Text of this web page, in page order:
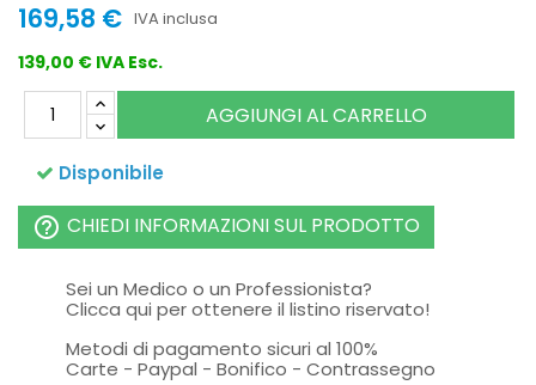
169,58 € IVA inclusa
139,00 € IVA Esc.
AGGIUNGI AL CARRELLO
Disponibile
help_outline CHIEDI INFORMAZIONI SUL PRODOTTO
Sei un Medico o un Professionista?
Clicca qui per ottenere il listino riservato!
Metodi di pagamento sicuri al 100%
Carte - Paypal - Bonifico - Contrassegno